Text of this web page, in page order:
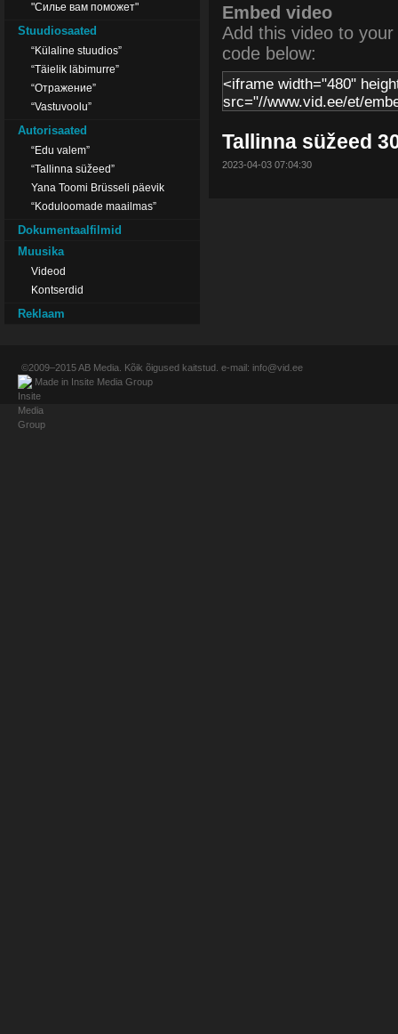
"Силье вам поможет"
Stuudiosaated
“Külaline stuudios”
“Täielik läbimurre”
“Отражение”
“Vastuvoolu”
Autorisaated
“Edu valem”
“Tallinna süžeed”
Yana Toomi Brüsseli päevik
“Koduloomade maailmas”
Dokumentaalfilmid
Muusika
Videod
Kontserdid
Reklaam
Embed video
Add this video to
code below:
Tallinna süžeed
2023-04-03 07:04:30
©2009–2015AB Media . Kõik õigused kaitstud. e-mail: info@vid.ee
Made in Insite Media Group